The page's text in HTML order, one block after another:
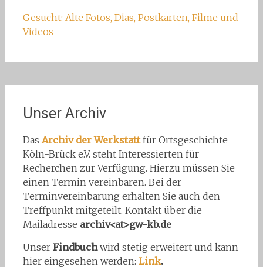
Gesucht: Alte Fotos, Dias, Postkarten, Filme und
Videos
Unser Archiv
Das Archiv der Werkstattfür Ortsgeschichte
Köln-Brück e.V. steht Interessierten für
Recherchen zur Verfügung. Hierzu müssen Sie
einen Termin vereinbaren. Bei der
Terminvereinbarung erhalten Sie auch den
Treffpunkt mitgeteilt. Kontakt über die
Mailadresse archiv<at>gw-kb.de
Unser Findbuchwird stetig erweitert und kann
hier eingesehen werden: Link.